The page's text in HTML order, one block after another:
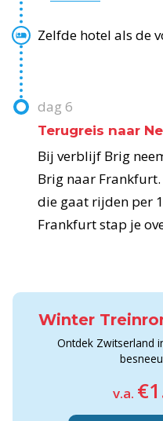
Zelfde hotel als de
dag 6
Terugreis naar
Bij verblijf Brig
Brig naar Frankfurt.
die gaat rijden per
Frankfurt stap je
Winter
Ontdek Zwitserland
v.a.